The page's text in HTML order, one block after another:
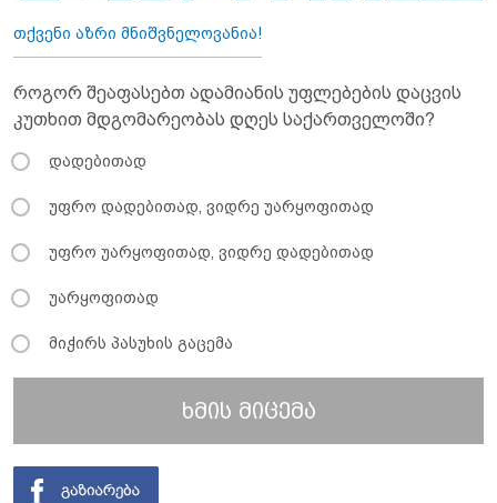
თქვენი აზრი მნიშვნელოვანია!
როგორ შეაფასებთ ადამიანის უფლებების დაცვის
კუთხით მდგომარეობას დღეს საქართველოში?
დადებითად
უფრო დადებითად, ვიდრე უარყოფითად
უფრო უარყოფითად, ვიდრე დადებითად
უარყოფითად
მიჭირს პასუხის გაცემა
ხმის მიცემა